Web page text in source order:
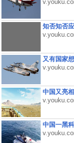
知否知否
又有国家
中国又亮
中国一黑